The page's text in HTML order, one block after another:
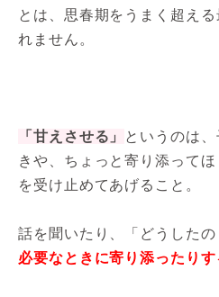
とは、思春期をうまく超え
れません。
「甘えさせる」 というのは
きや、ちょっと寄り添って
を受け止めてあげること。
話を聞いたり、「どうしたの
必要なときに寄り添ったりす